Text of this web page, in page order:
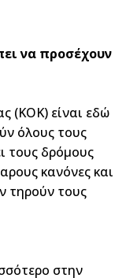
να προσέχουν
(ΚΟΚ) είναι εδώ
όλους τους
τους δρόμους
κανόνες και
τηρούν τους
στην